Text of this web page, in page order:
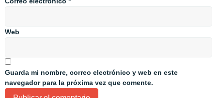
Web
Guarda mi nombre, correo electrónico y web en este
navegador para la próxima vez que comente.